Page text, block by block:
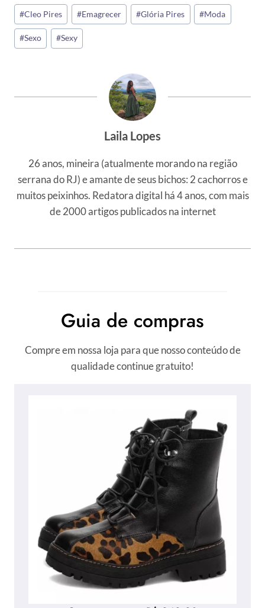
Tags
do
Post:
#Cleo Pires #Emagrecer #Glória Pires #Moda
#Sexo #Sexy
Laila Lopes
26 anos, mineira (atualmente morando na região
serrana do RJ) e amante de seus bichos: 2 cachorros e
muitos peixinhos. Redatora digital há 4 anos, com mais
de 2000 artigos publicados na internet
Guia de compras
Compre em nossa loja para que nosso conteúdo de
qualidade continue gratuito!